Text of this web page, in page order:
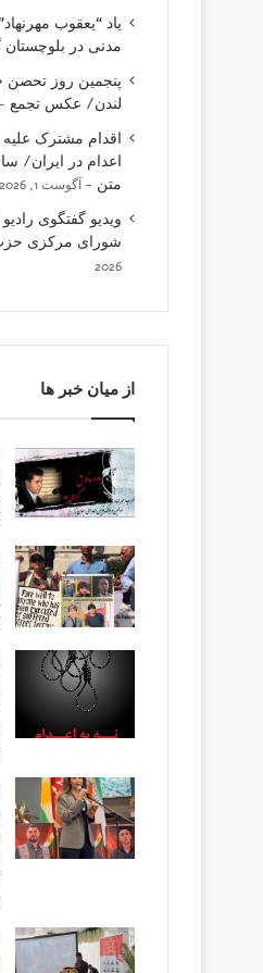
یاد “یعقوب
مدنی در بلوچستان
پنجمین روز تحصن
لندن/ عکس تجمع
اقدام مشترک
اعدام در ایران/
متن
آگوست 1, 2026
ویدیو گفتگوی
شورای مرکزی
2026
از میان خبر ها